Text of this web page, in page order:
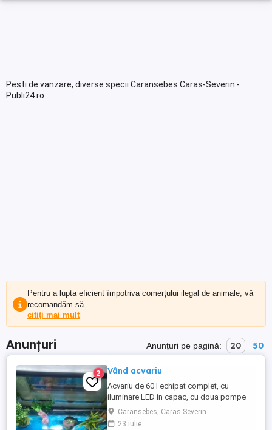
Pesti de vanzare, diverse specii Caransebes Caras-Severin -
Publi24.ro
Pentru a lupta eficient împotriva comerțului ilegal de animale, vă
recomandăm să
citiți mai mult
Anunțuri Anunțuri pe pagină: 20 50
2 Vând acvariu
Acvariu de 60 l echipat complet, cu
iluminare LED in capac, cu doua pompe
electrice, doua filtre cu burete, dispozitiv
de incalzire apa, diverse decoratiuni
Caransebes, Caras-Severin
23 iulie